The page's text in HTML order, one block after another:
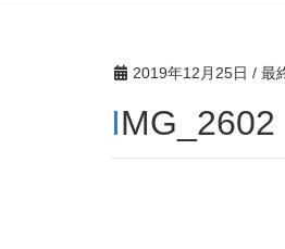
2019年12月25日 / 最
IMG_2602